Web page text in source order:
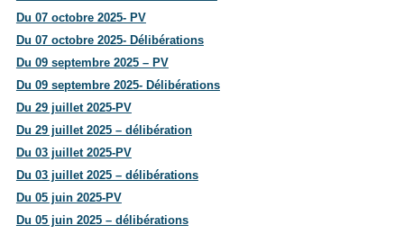
Du 07 octobre 2025- PV
Du 07 octobre 2025- Délibérations
Du 09 septembre 2025 – PV
Du 09 septembre 2025- Délibérations
Du 29 juillet 2025-PV
Du 29 juillet 2025 – délibération
Du 03 juillet 2025-PV
Du 03 juillet 2025 – délibérations
Du 05 juin 2025-PV
Du 05 juin 2025 – délibérations